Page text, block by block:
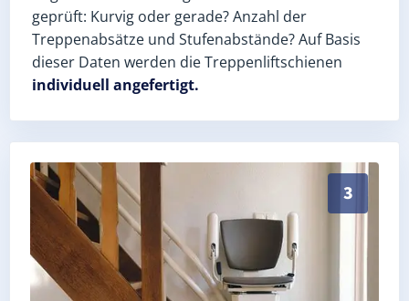
geprüft: Kurvig oder gerade? Anzahl der
Treppenabsätze und Stufenabstände? Auf Basis
dieser Daten werden die Treppenliftschienen
individuell angefertigt.
3
Schneller, sauberer Einbau durch zertifizierte